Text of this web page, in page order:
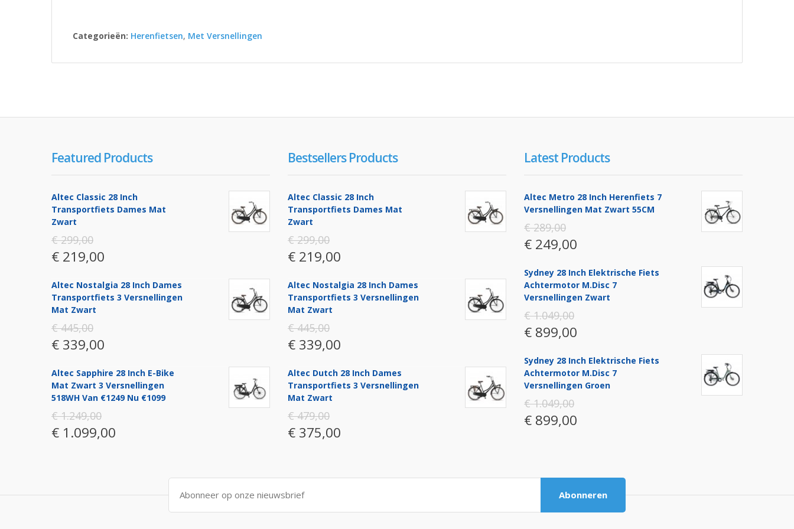
Categorieën: Herenfietsen, Met Versnellingen
Featured Products
Altec Classic 28 Inch
Transportfiets Dames Mat
Zwart
€ 299,00
€ 219,00
Altec Nostalgia 28 Inch Dames
Transportfiets 3 Versnellingen
Mat Zwart
€ 445,00
€ 339,00
Altec Sapphire 28 Inch E-Bike
Mat Zwart 3 Versnellingen
518WH Van €1249 Nu €1099
€ 1.249,00
€ 1.099,00
Bestsellers Products
Altec Classic 28 Inch
Transportfiets Dames Mat
Zwart
€ 299,00
€ 219,00
Altec Nostalgia 28 Inch Dames
Transportfiets 3 Versnellingen
Mat Zwart
€ 445,00
€ 339,00
Altec Dutch 28 Inch Dames
Transportfiets 3 Versnellingen
Mat Zwart
€ 479,00
€ 375,00
Latest Products
Altec Metro 28 Inch Herenfiets 7
Versnellingen Mat Zwart 55CM
€ 289,00
€ 249,00
Sydney 28 Inch Elektrische Fiets
Achtermotor M.disc 7
Versnellingen Zwart
€ 1.049,00
€ 899,00
Sydney 28 Inch Elektrische Fiets
Achtermotor M.disc 7
Versnellingen Groen
€ 1.049,00
€ 899,00
Abonneren